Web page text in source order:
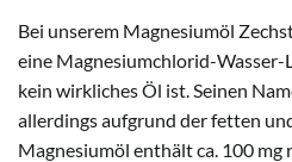
Bei unserem Magnesiumöl
eine Magnesiumchlorid-Wasser-
kein wirkliches Öl ist. Seinen
allerdings aufgrund der fetten
Magnesiumöl enthält ca. 100 mg